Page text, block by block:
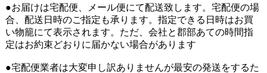
●お届けは宅配便、メール便にて配送致します。宅配便の場
合、配送日時のご指定も承ります。指定できる日時はお買
い物籠にて表示されます。ただ、会社と郡部あての時間指
定はお約束どおりに届かない場合があります
●宅配便業者は大変申し訳ありませんが最安の発送をするた